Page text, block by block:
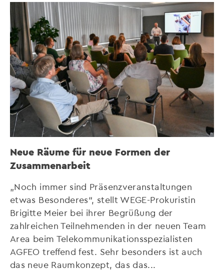
Neue Räume für neue Formen der
Zusammenarbeit
„Noch immer sind Präsenzveranstaltungen
etwas Besonderes“, stellt WEGE-Prokuristin
Brigitte Meier bei ihrer Begrüßung der
zahlreichen Teilnehmenden in der neuen Team
Area beim Telekommunikationsspezialisten
AGFEO treffend fest. Sehr besonders ist auch
das neue Raumkonzept, das das...